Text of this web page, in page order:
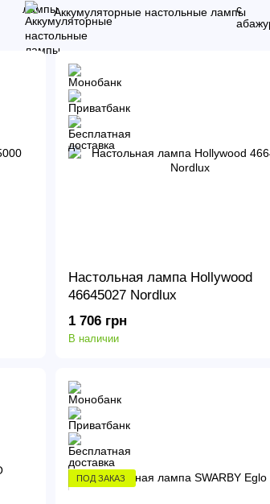
Аккумуляторные настольные лампы
Настольная лампа Hollywood
46645027 Nordlux
1 706 грн
В наличии
ПОД ЗАКАЗ